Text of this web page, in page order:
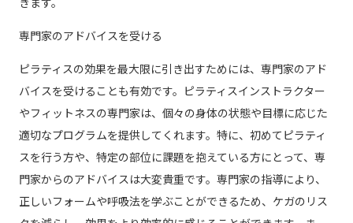
専門家のアドバイスを受ける
ピラティスの効果を最大限に引き出すためには、専門家のアド
バイスを受けることも有効です。ピラティスインストラクター
やフィットネスの専門家は、個々の身体の状態や目標に応じた
適切なプログラムを提供してくれます。特に、初めてピラティ
スを行う方や、特定の部位に課題を抱えている方にとって、専
門家からのアドバイスは大変貴重です。専門家の指導により、
正しいフォームや呼吸法を学ぶことができるため、ケガのリス